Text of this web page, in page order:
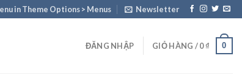
in Theme Options > Menus Newsletter
ĐĂNG NHẬP GIỎ HÀNG /0₫ 0